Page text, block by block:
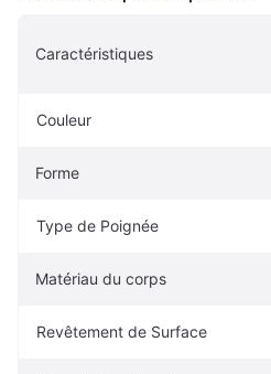
Caractéristiques
Couleur
Forme
Type de Poignée
Matériau du corps
Revêtement de Surface